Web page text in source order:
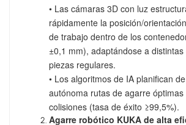
• Las cámaras 3D con luz
rápidamente la posición/
de trabajo dentro de los
±0,1 mm), adaptándose a
piezas regulares.
• Los algoritmos de IA planifican
autónoma rutas de agarre
colisiones (tasa de éxito ≥99,5%).
Agarre robótico KUKA de alta